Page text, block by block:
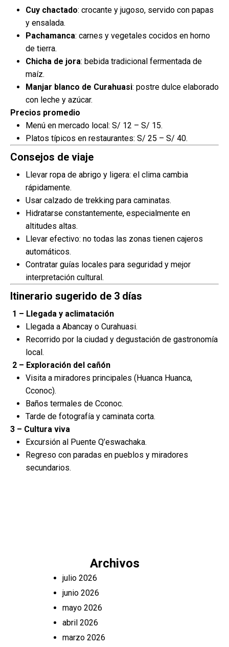
Cuy chactado: crocante y jugoso, servido con papas
y ensalada.
Pachamanca: carnes y vegetales cocidos en horno
de tierra.
Chicha de jora: bebida tradicional fermentada de
maíz.
Manjar blanco de Curahuasi: postre dulce elaborado
con leche y azúcar.
Precios promedio
Menú en mercado local: S/ 12 – S/ 15.
Platos típicos en restaurantes: S/ 25 – S/ 40.
Consejos de viaje
Llevar ropa de abrigo y ligera: el clima cambia
rápidamente.
Usar calzado de trekking para caminatas.
Hidratarse constantemente, especialmente en
altitudes altas.
Llevar efectivo: no todas las zonas tienen cajeros
automáticos.
Contratar guías locales para seguridad y mejor
interpretación cultural.
Itinerario sugerido de 3 días
1 – Llegada y aclimatación
Llegada a Abancay o Curahuasi.
Recorrido por la ciudad y degustación de gastronomía
local.
2 – Exploración del cañón
Visita a miradores principales (Huanca Huanca,
Cconoc).
Baños termales de Cconoc.
Tarde de fotografía y caminata corta.
3 – Cultura viva
Excursión al Puente Q’eswachaka.
Regreso con paradas en pueblos y miradores
secundarios.
Archivos
julio 2026
junio 2026
mayo 2026
abril 2026
marzo 2026